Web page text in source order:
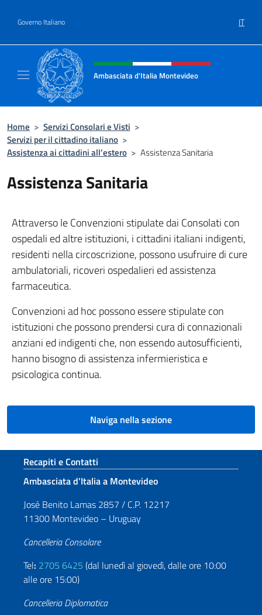
Governo Italiano IT
Intestazione sito, social e menù
Ambasciata d'Italia Montevideo
Home > Servizi Consolari e Visti >
Servizi per il cittadino italiano >
Assistenza ai cittadini all’estero > Assistenza Sanitaria
Assistenza Sanitaria
Attraverso le Convenzioni stipulate dai Consolati con
ospedali ed altre istituzioni, i cittadini italiani indigenti,
residenti nella circoscrizione, possono usufruire di cure
ambulatoriali, ricoveri ospedalieri ed assistenza
farmaceutica.
Convenzioni ad hoc possono essere stipulate con
istituzioni che possono prendersi cura di connazionali
anziani ed indigenti che, non essendo autosufficienti,
hanno bisogno di assistenza infermieristica e
psicologica continua.
Naviga nella sezione
Sezione footer
Recapiti e Contatti
Ambasciata d’Italia a Montevideo
José Benito Lamas 2857 / C.P. 12217
11300 Montevideo – Uruguay
Cancelleria Consolare
Tel: 2705 6425 (dal lunedì al giovedì, dalle ore 10:00
alle ore 15:00)
Cancelleria Diplomatica